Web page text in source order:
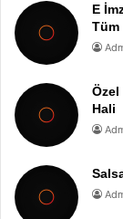
E
Tüm
Özel
Hali